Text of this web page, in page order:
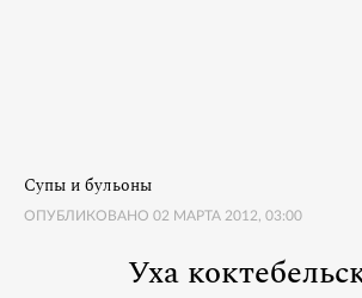
Супы и бульоны
ОПУБЛИКОВАНО 02 МАРТА 2012, 03:00
Уха